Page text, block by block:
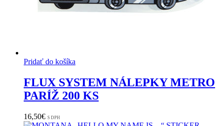
Pridať do košíka
FLUX SYSTEM NÁLEPKY METRO
PARÍŽ 200 KS
16,50€ S DPH